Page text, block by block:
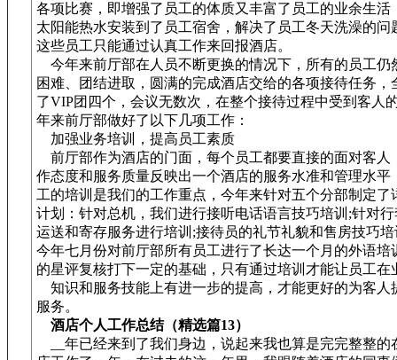
各项比赛，即增强了员工的体质又丰富了员工的业余生活
太阳能热水安装到了员工宿舍，解决了员工冬天洗澡的问
这些员工只能通过认真工作来回报酒店。
今年来前厅部在人员不断更换的情况下，所有的员工仍
困难、团结进取，圆满的完成酒店交给的各项接待任务，
了VIP团四个，会议无数次，在整个接待过程中受到客人
年来前厅部做好了以下几项工作：
加强业务培训，提高员工素质
前厅部作为酒店的门面，每个员工都要直接的面对客人
作态度和服务质量反映出一个酒店的服务水准和管理水平
工的培训是我们的工作重点，今年来针对五个分部制定了
计划：针对总机，我们进行接听电话语言技巧培训;针对
运送和寄存服务进行培训;接待员的礼节礼貌和售房技巧
今年七月份对前厅部所有员工进行了长达一个月的外语培
的星评复核打下一定的基础，只有通过培训才能让员工在
知识和服务技能上有进一步的提高，才能更好的为客人
服务。
酒店个人工作总结（精选篇13）
__年已经来到了我们身边，说起来我也算是完完整整的